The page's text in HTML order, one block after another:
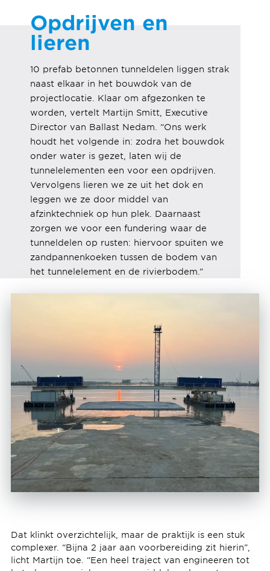
Opdrijven en
lieren
10 prefab betonnen tunneldelen liggen strak
naast elkaar in het bouwdok van de
projectlocatie. Klaar om afgezonken te
worden, vertelt Martijn Smitt, Executive
Director van Ballast Nedam. “Ons werk
houdt het volgende in: zodra het bouwdok
onder water is gezet, laten wij de
tunnelelementen een voor een opdrijven.
Vervolgens lieren we ze uit het dok en
leggen we ze door middel van
afzinktechniek op hun plek. Daarnaast
zorgen we voor een fundering waar de
tunneldelen op rusten: hiervoor spuiten we
zandpannenkoeken tussen de bodem van
het tunnelelement en de rivierbodem.”
Dat klinkt overzichtelijk, maar de praktijk is een stuk
complexer. “Bijna 2 jaar aan voorbereiding zit hierin”,
licht Martijn toe. “Een heel traject van engineeren tot